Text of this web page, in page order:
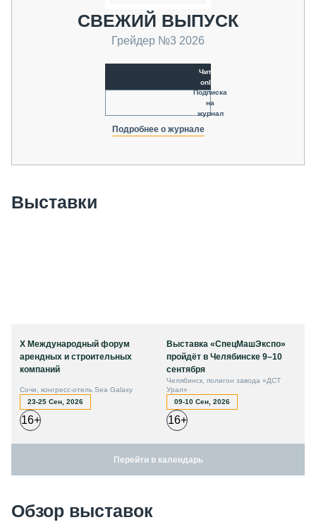
СВЕЖИЙ ВЫПУСК
Грейдер №3 2026
Читать
online
Подписка
на
журнал
Подробнее о журнале
Выставки
X Международный форум
арендных и строительных
компаний
Сочи, конгресс-отель Sea Galaxy
23-25 Сен, 2026
16+
Выставка «СпецМашЭкспо»
пройдёт в Челябинске 9–10
сентября
Челябинск, полигон завода «ДСТ
Урал»
09-10 Сен, 2026
16+
Перейти в календарь
Обзор выставок